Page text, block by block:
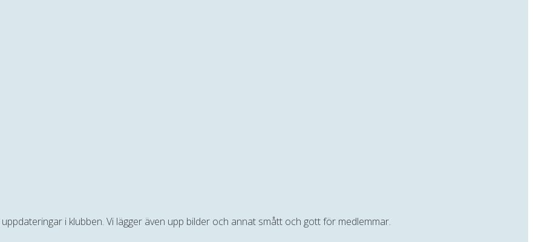
i klubben. Vi lägger även upp bilder och annat smått och gott för medlemmar.